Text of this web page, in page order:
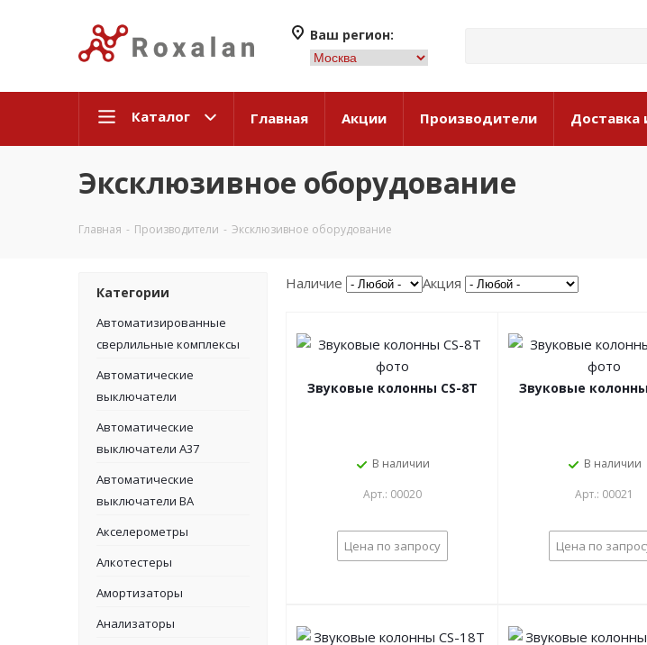
Ваш регион:
Каталог Главная Акции Производители Доставка
Эксклюзивное оборудование
Главная - Производители - Эксклюзивное оборудование
Категории
Автоматизированные
сверлильные комплексы
Автоматические
выключатели
Автоматические
выключатели А37
Автоматические
выключатели ВА
Акселерометры
Алкотестеры
Амортизаторы
Анализаторы
Наличие Акция
Звуковые колонны CS-8T
В наличии
Арт.: 00020
Цена по запросу
Звуковые колонны
В наличии
Арт.: 00021
Цена по